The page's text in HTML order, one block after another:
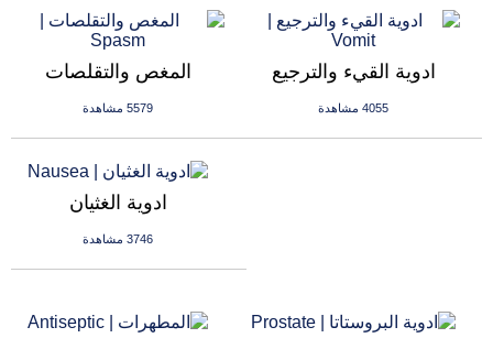
المغص والتقلصات
5579 مشاهدة
ادوية القيء والترجيع
4055 مشاهدة
ادوية الغثيان
3746 مشاهدة